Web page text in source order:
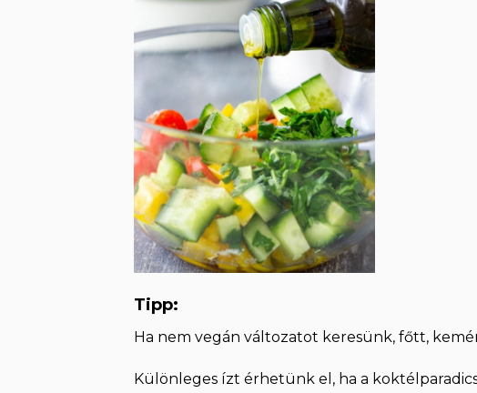
Tipp:
Ha nem vegán változatot keresünk, főtt,
Különleges ízt érhetünk el, ha a